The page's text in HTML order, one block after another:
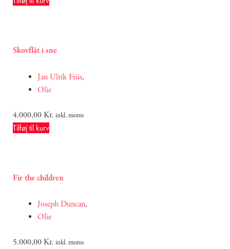
Skovflåt i sne
Jan Ulrik Friis,
Olie
4.000,00Kr. inkl. moms
Tilføj til kurv
Fir the children
Joseph Duncan,
Olie
5.000,00Kr. inkl. moms